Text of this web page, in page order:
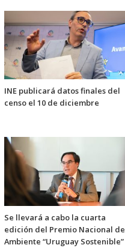
INE publicará datos finales del
censo el 10 de diciembre
Se llevará a cabo la cuarta
edición del Premio Nacional de
Ambiente “Uruguay Sostenible”